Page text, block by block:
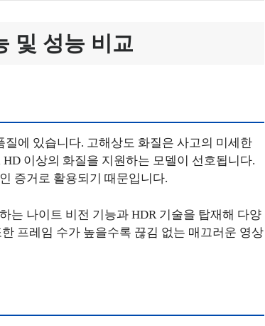
및 성능 비교
에 있습니다. 고해상도 화질은 사고의 미세한
이상의 화질을 지원하는 모델이 선호됩니다.
증거로 활용되기 때문입니다.
는 나이트 비전 기능과 HDR 기술을 탑재해 다양
프레임 수가 높을수록 끊김 없는 매끄러운 영상